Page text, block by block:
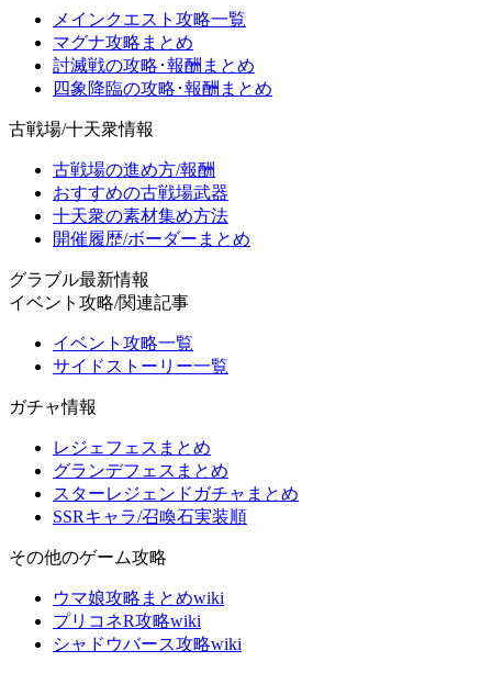
メインクエスト攻略一覧
マグナ攻略まとめ
討滅戦の攻略･報酬まとめ
四象降臨の攻略･報酬まとめ
古戦場/十天衆情報
古戦場の進め方/報酬
おすすめの古戦場武器
十天衆の素材集め方法
開催履歴/ボーダーまとめ
グラブル最新情報
イベント攻略/関連記事
イベント攻略一覧
サイドストーリー一覧
ガチャ情報
レジェフェスまとめ
グランデフェスまとめ
スターレジェンドガチャまとめ
SSRキャラ/召喚石実装順
その他のゲーム攻略
ウマ娘攻略まとめwiki
プリコネR攻略wiki
シャドウバース攻略wiki